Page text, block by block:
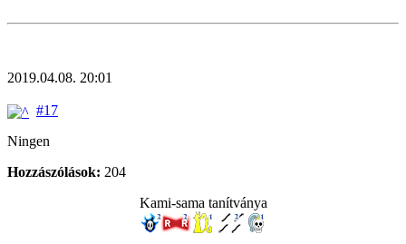
2019.04.08. 20:01
#17
Ningen
Hozzászólások: 204
Kami-sama tanítványa